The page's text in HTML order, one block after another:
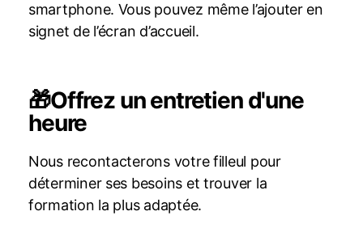
smartphone. Vous pouvez même l’ajouter en
signet de l’écran d’accueil.
🎁Offrez un entretien d'une
heure
Nous recontacterons votre filleul pour
déterminer ses besoins et trouver la
formation la plus adaptée.